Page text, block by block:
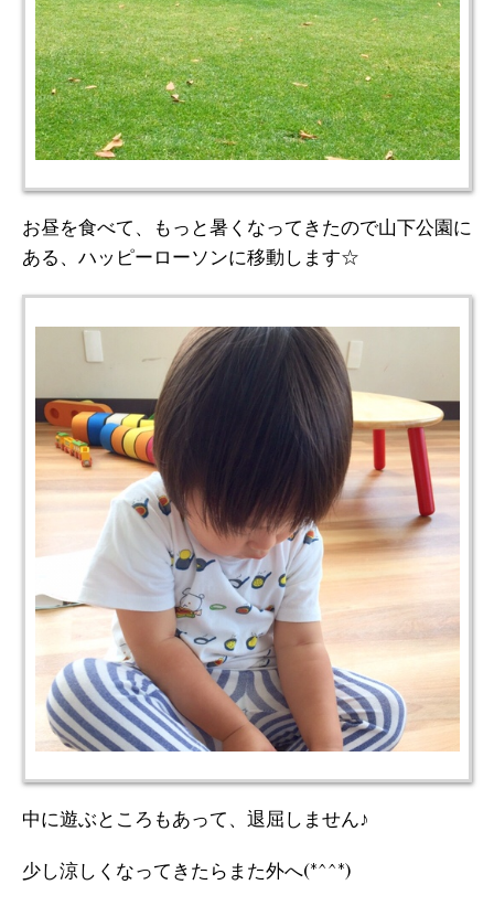
お昼を食べて、もっと暑くなってきたので山下公園に
ある、ハッピーローソンに移動します☆
中に遊ぶところもあって、退屈しません♪
少し涼しくなってきたらまた外へ(*^^*)